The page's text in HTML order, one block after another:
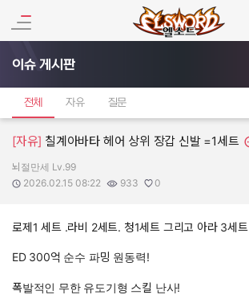
이슈 게시판
전체 자유 질문
[자유] 칠계아바타 헤어 상위 장갑 신발 =1세트
작성자:
뇌절만세 Lv.99
작성일:
2026.02.15 08:22
조회수:
933
추천수:
0
로제1 세트 .라비 2세트. 청1세트 그리고 아라 3세트
ED 300억 순수 파밍 원동력!
폭발적인 무한 유도기형 스킬 난사!